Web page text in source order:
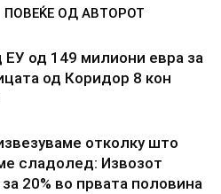
ПОВЕЌЕ ОД АВТОРОТ
ЕУ од 149 милиони евра за
од Коридор 8 кон
отколку што
сладолед: Извозот
20% во првата половина